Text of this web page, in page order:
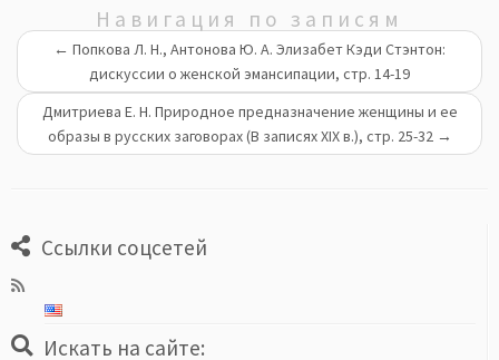
Навигация по записям
← Попкова Л. Н., Антонова Ю. А. Элизабет Кэди Стэнтон:
дискуссии о женской эмансипации, стр. 14-19
Дмитриева Е. Н. Природное предназначение женщины и ее
образы в русских заговорах (В записях XIX в.), стр. 25-32 →
Ссылки соцсетей
Искать на сайте: